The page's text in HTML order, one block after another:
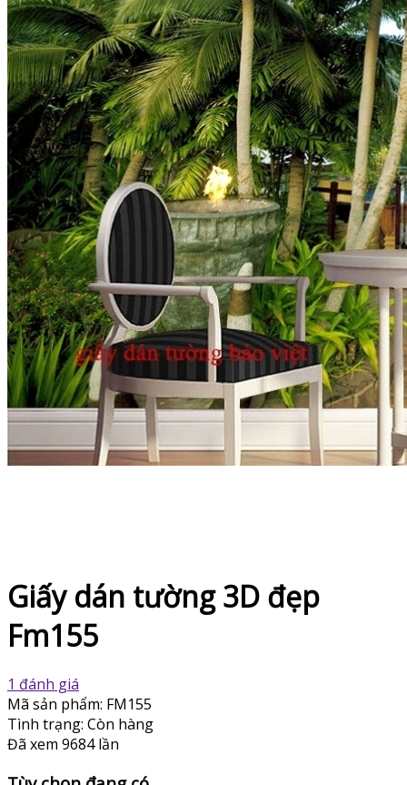
Giấy dán tường 3D đẹp
Fm155
1 đánh giá
Mã sản phẩm: FM155
Tình trạng: Còn hàng
Đã xem 9684 lần